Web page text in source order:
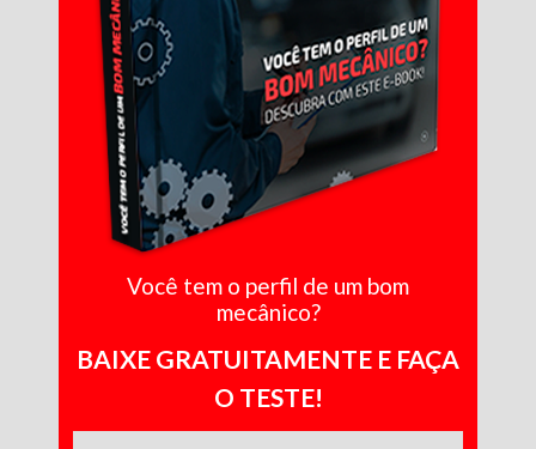
Você tem o perfil de um bom
mecânico?
BAIXE GRATUITAMENTE E FAÇA
O TESTE!